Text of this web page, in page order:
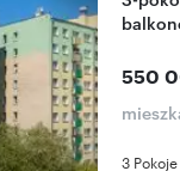
550
3